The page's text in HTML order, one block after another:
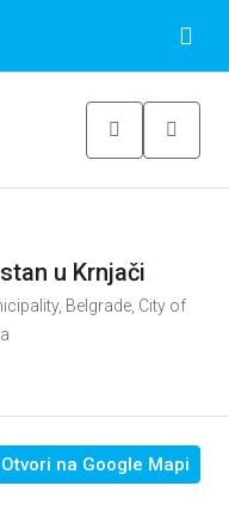
u Krnjači
Belgrade, City of
Otvori na Google Mapi